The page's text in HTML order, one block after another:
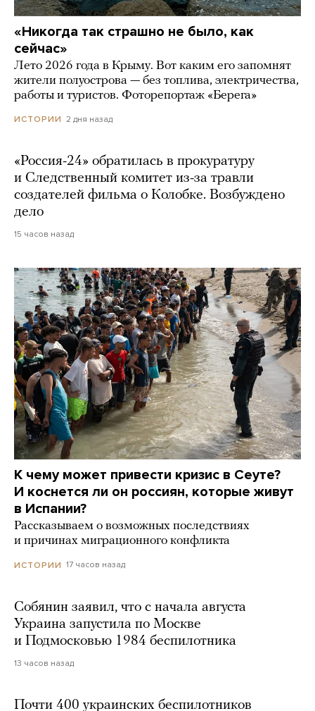
«Никогда так страшно не было, как
сейчас»
Лето 2026 года в Крыму. Вот каким его запомнят
жители полуострова — без топлива, электричества,
работы и туристов. Фоторепортаж «Берега»
ИСТОРИИ 2 дня назад
«Россия-24» обратилась в прокуратуру
и Следственный комитет из-за травли
создателей фильма о Колобке. Возбуждено
дело
15 часов назад
К чему может привести кризис в Сеуте?
И коснется ли он россиян, которые живут
в Испании?
Рассказываем о возможных последствиях
и причинах миграционного конфликта
ИСТОРИИ 17 часов назад
Собянин заявил, что с начала августа
Украина запустила по Москве
и Подмосковью 1984 беспилотника
13 часов назад
Почти 400 украинских беспилотников